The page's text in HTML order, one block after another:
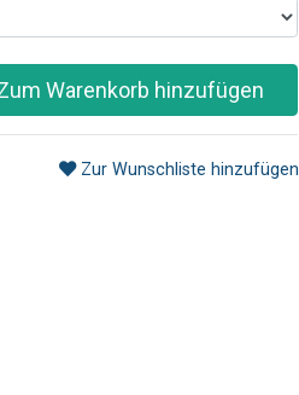
Warenkorb hinzufügen
Zur Wunschliste hinzufügen